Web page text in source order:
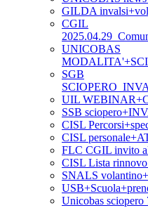
GILDA
CGIL
UNICOBAS
SGB
UIL
SSB
CISL
CISL
FLC CGIL invito
CISL Lista
SNALS
Unicobas sciopero